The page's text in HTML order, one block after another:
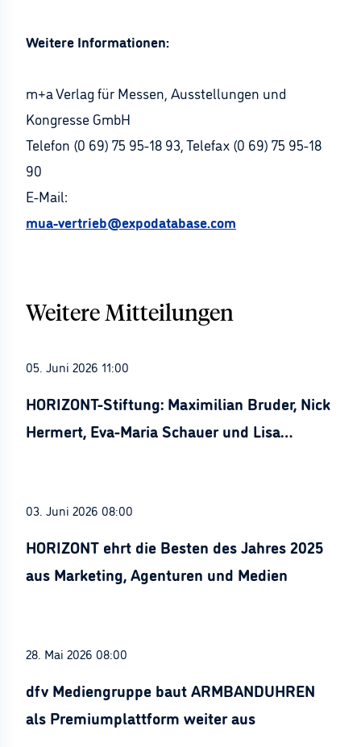
Weitere Informationen:
m+a Verlag für Messen, Ausstellungen und
Kongresse GmbH
Telefon (0 69) 75 95-18 93, Telefax (0 69) 75 95-18
90
E-Mail:
mua-vertrieb@expodatabase.com
Weitere Mitteilungen
05. Juni 2026 11:00
HORIZONT-Stiftung: Maximilian Bruder, Nick
Hermert, Eva-Maria Schauer und Lisa
03. Juni 2026 08:00
HORIZONT ehrt die Besten des Jahres 2025
aus Marketing, Agenturen und Medien
28. Mai 2026 08:00
dfv Mediengruppe baut ARMBANDUHREN
als Premiumplattform weiter aus